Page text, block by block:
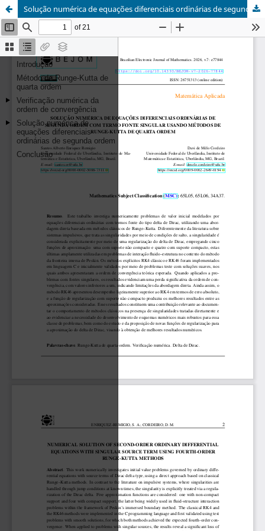
Solução numérica de equações diferenciais ordinárias de segunda ordem com termo fonte singular usando métodos de Runge-Kutta de quarta ordem